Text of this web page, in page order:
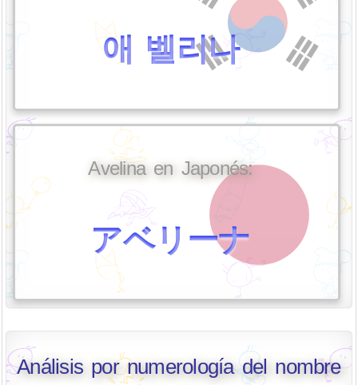
애 벨리나
Avelina en Japonés:
アベリーナ
Análisis por numerología del nombre